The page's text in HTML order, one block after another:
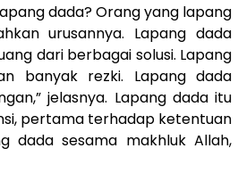
dada? Orang yang lapang
urusannya. Lapang dada
dari berbagai solusi. Lapang
banyak rezki. Lapang dada
jelasnya. Lapang dada itu
pertama terhadap ketentuan
dada sesama makhluk Allah,